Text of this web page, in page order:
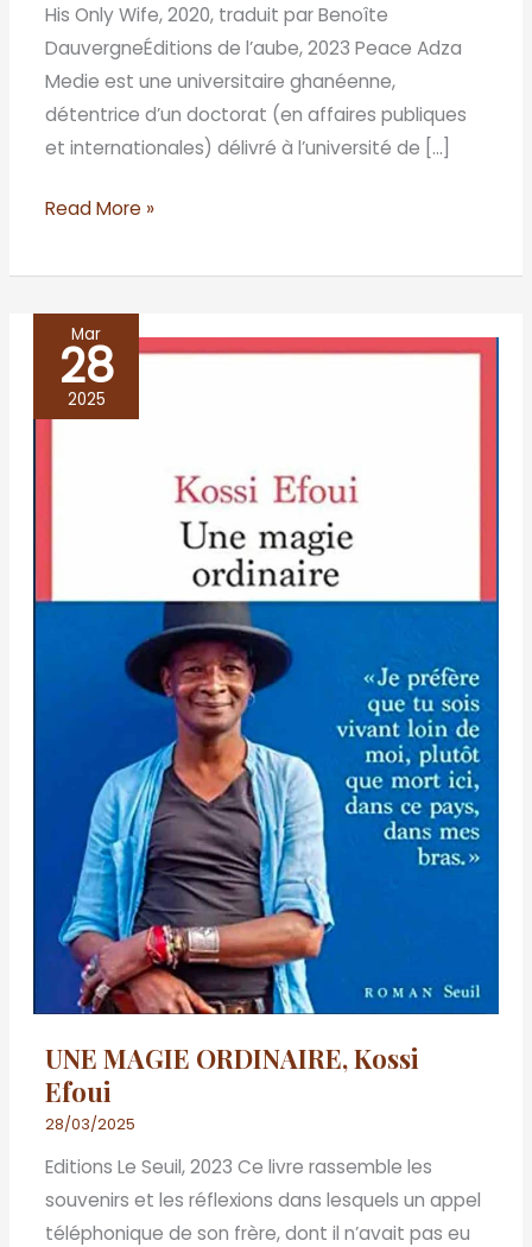
His Only Wife, 2020, traduit par Benoîte
DauvergneÉditions de l’aube, 2023 Peace Adza
Medie est une universitaire ghanéenne,
détentrice d’un doctorat (en affaires publiques
et internationales) délivré à l’université de […]
Read More »
Mar
28
2025
UNE MAGIE ORDINAIRE, Kossi
Efoui
28/03/2025
Editions Le Seuil, 2023 Ce livre rassemble les
souvenirs et les réflexions dans lesquels un appel
téléphonique de son frère, dont il n’avait pas eu
UNE
MAGIE